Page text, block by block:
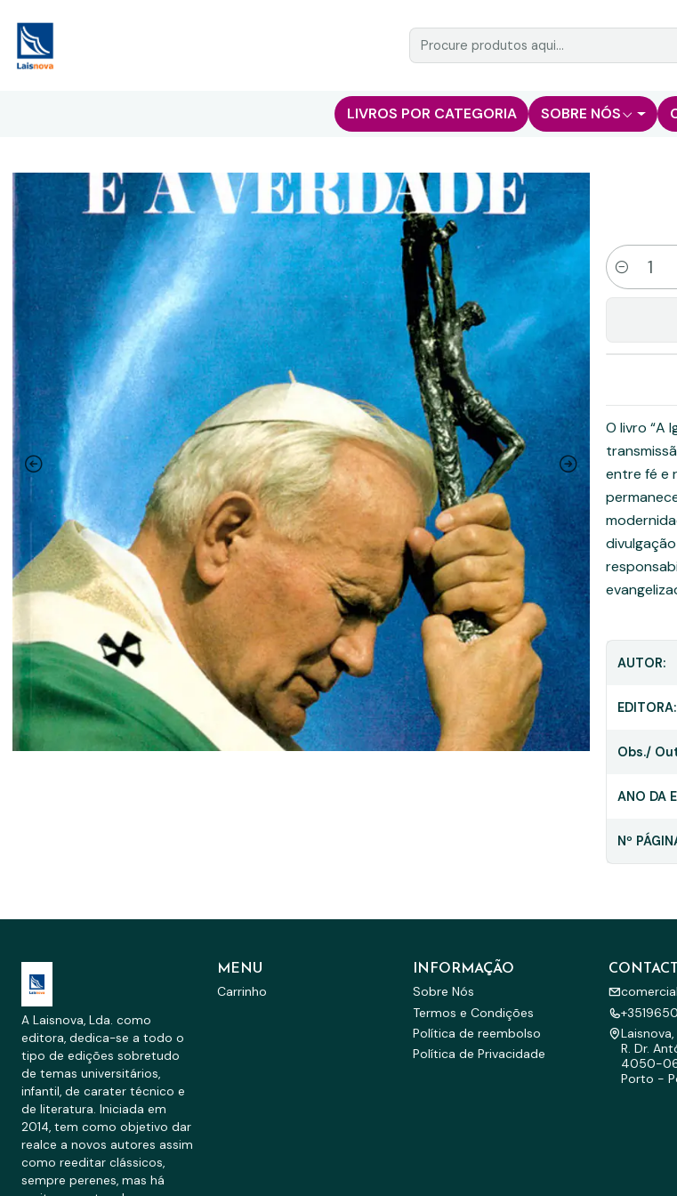
LIVROS POR CATEGORIA SOBRE NÓS
Quantidade
O livro “A
entre fé e
AUTOR:
EDITORA:
Obs./
ANO DA
Nº
A Laisnova, Lda. como
editora, dedica-se a todo o
tipo de edições sobretudo
de temas universitários,
infantil, de carater técnico e
de literatura. Iniciada em
2014, tem como objetivo dar
realce a novos autores assim
como reeditar clássicos,
sempre perenes, mas há
MENU
Carrinho
INFORMAÇÃO
Sobre Nós
Termos e Condições
Política de reembolso
Política de Privacidade
Laisnova,
R. Dr.
4050-
Porto -